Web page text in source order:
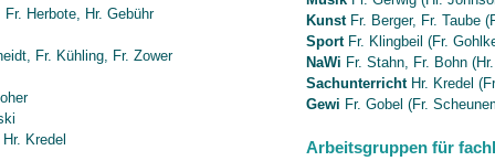
Herbote, Hr. Gebühr
Fr. Kühling, Fr. Zower
Hr. Kredel
KunstFr. Berger, Fr. Taube
Sport Fr. Klingbeil (Fr.
NaWi Fr. Stahn, Fr. Bohn
Sachunterricht Hr. Kredel
Gewi Fr. Gobel (Fr.
Arbeitsgruppen für